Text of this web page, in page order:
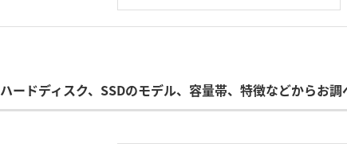
ハードディスク、SSDのモデル、容量帯、特徴などからお調